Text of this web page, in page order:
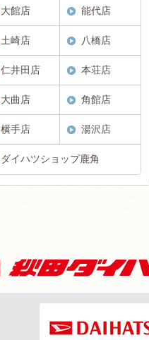
大館店 能代店
土崎店 八橋店
仁井田店 本荘店
大曲店 角館店
横手店 湯沢店
ダイハツショップ鹿角